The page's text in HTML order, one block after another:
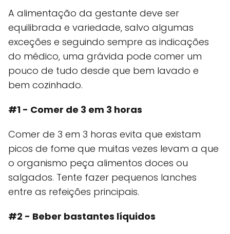
A alimentação da gestante deve ser
equilibrada e variedade, salvo algumas
exceções e seguindo sempre as indicações
do médico, uma grávida pode comer um
pouco de tudo desde que bem lavado e
bem cozinhado.
#1 - Comer de 3 em 3 horas
Comer de 3 em 3 horas evita que existam
picos de fome que muitas vezes levam a que
o organismo peça alimentos doces ou
salgados. Tente fazer pequenos lanches
entre as refeições principais.
#2 - Beber bastantes líquidos